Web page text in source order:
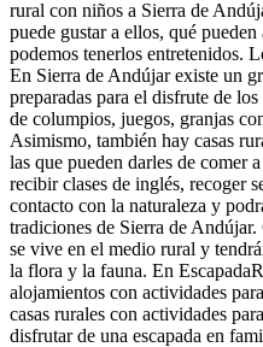
rural con niños a Sierra de
puede gustar a ellos, qué
podemos tenerlos entretenidos.
En Sierra de Andújar existe un
preparadas para el disfrute de
de columpios, juegos, granjas
Asimismo, también hay casas
las que pueden darles de comer
recibir clases de inglés, recoger
contacto con la naturaleza y
tradiciones de Sierra de
se vive en el medio rural y
la flora y la fauna. En
alojamientos con actividades
casas rurales con actividades
disfrutar de una escapada en